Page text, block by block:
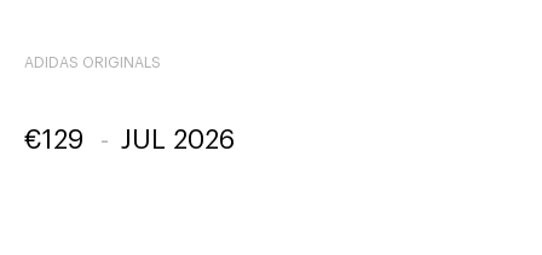
ADIDAS ORIGINALS
€129 - JUL 2026